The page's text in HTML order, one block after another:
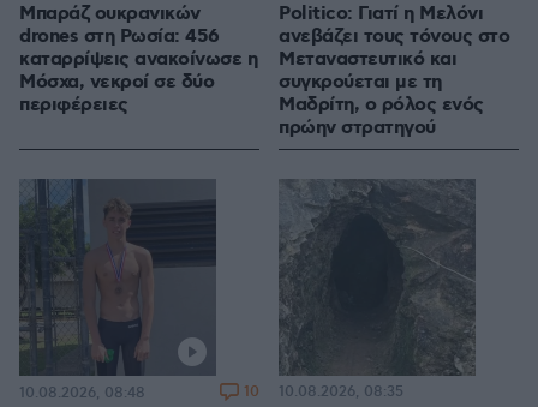
Μπαράζ ουκρανικών
drones στη Ρωσία: 456
καταρρίψεις ανακοίνωσε η
Μόσχα, νεκροί σε δύο
περιφέρειες
Politico: Γιατί η Μελόνι
ανεβάζει τους τόνους στο
Μεταναστευτικό και
συγκρούεται με τη
Μαδρίτη, ο ρόλος ενός
πρώην στρατηγού
10.08.2026, 08:48 10 10.08.2026, 08:35